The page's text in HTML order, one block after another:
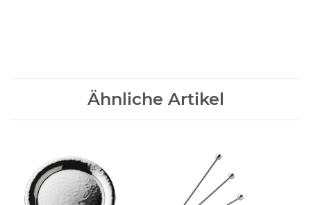
Ähnliche Artikel